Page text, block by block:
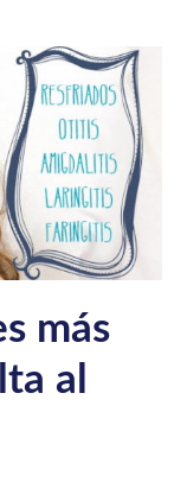
más
al